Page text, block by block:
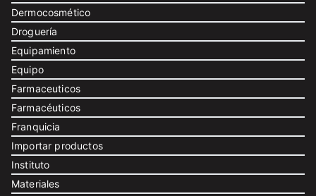
Dermocosmético
Droguería
Equipamiento
Equipo
Farmaceuticos
Farmacéuticos
Franquicia
Importar productos
Instituto
Materiales